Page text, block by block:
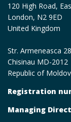
120 High Road,
London, N2 9ED
United Kingdom
Str. Armeneasca
Chisinau MD-2012
Republic of
Registration
Managing